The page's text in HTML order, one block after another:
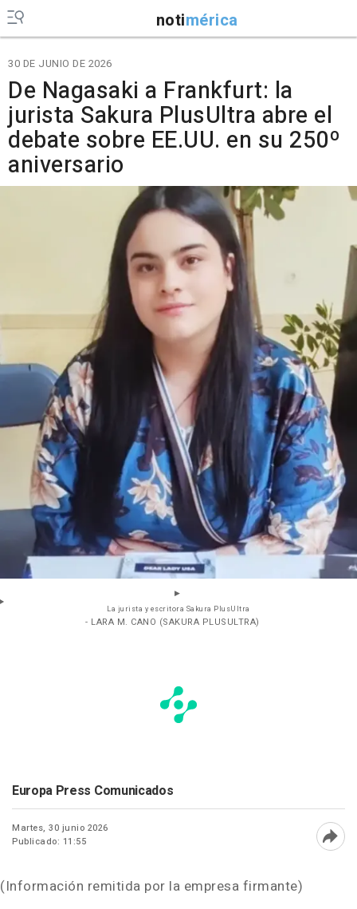
notimérica
30 DE JUNIO DE 2026
De Nagasaki a Frankfurt: la
jurista Sakura PlusUltra abre el
debate sobre EE.UU. en su 250º
aniversario
La jurista y escritora Sakura PlusUltra
- LARA M. CANO (SAKURA PLUSULTRA)
Europa Press Comunicados
Martes, 30 junio 2026
Publicado: 11:55
(Información remitida por la empresa firmante)